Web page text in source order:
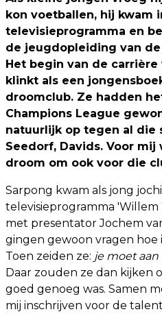
kon voetballen, hij kwam
televisieprogramma en
de jeugdopleiding van
Het begin van de
klinkt als een
droomclub. Ze hadden
Champions League
natuurlijk op tegen al die
Seedorf, Davids. Voor
droom om ook voor die
Sarpong kwam als jong
televisieprogramma 'Willem
met presentator Jochem
gingen gewoon vragen hoe
Toen zeiden ze: je moet
Daar zouden ze dan kijken
goed genoeg was. Samen
mij inschrijven voor de